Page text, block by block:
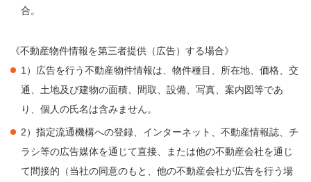
合。
《不動産物件情報を第三者提供（広告）する場合》
1）広告を行う不動産物件情報は、物件種目、所在地、価格、交
通、土地及び建物の面積、間取、設備、写真、案内図等であ
り、個人の氏名は含みません。
2）指定流通機構への登録、インターネット、不動産情報誌、チ
ラシ等の広告媒体を通じて直接、または他の不動産会社を通じ
て間接的（当社の同意のもと、他の不動産会社が広告を行う場